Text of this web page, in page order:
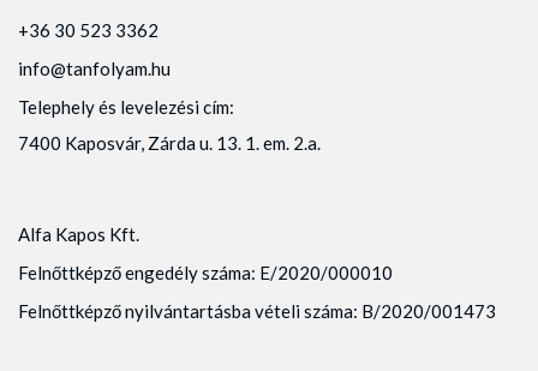
+36 30 523 3362
info@tanfolyam.hu
Telephely és levelezési cím:
7400 Kaposvár, Zárda u. 13. 1. em. 2.a.
Alfa Kapos Kft.
Felnőttképző engedély száma: E/2020/000010
Felnőttképző nyilvántartásba vételi száma: B/2020/001473